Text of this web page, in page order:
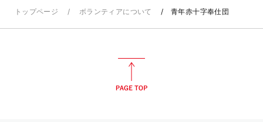
トップページ ボランティアについて 青年赤十字奉仕団